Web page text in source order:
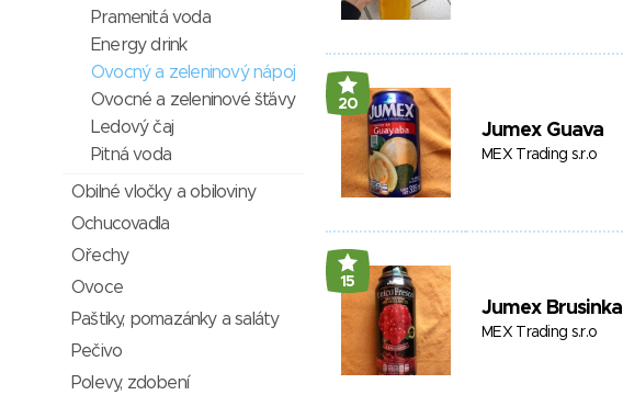
20
Jumex Guava
MEX Trading s.r.o
15
Jumex Brusinka
MEX Trading s.r.o
Pramenitá voda
Energy drink
Ovocný a zeleninový nápoj
Ovocné a zeleninové šťávy
Ledový čaj
Pitná voda
Obilné vločky a obiloviny
Ochucovadla
Ořechy
Ovoce
Paštiky, pomazánky a saláty
Pečivo
Polevy, zdobení